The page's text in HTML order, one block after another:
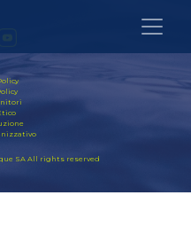
SA All rights reserved